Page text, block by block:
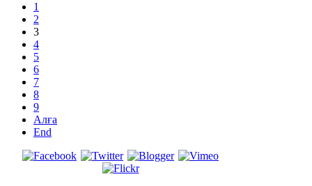
1
2
3
4
5
6
7
8
9
Алға
End